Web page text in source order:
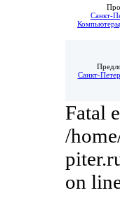
Санкт-
Санкт-
Fatal
/
on